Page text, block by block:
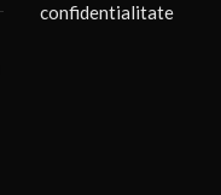
confidentialitate